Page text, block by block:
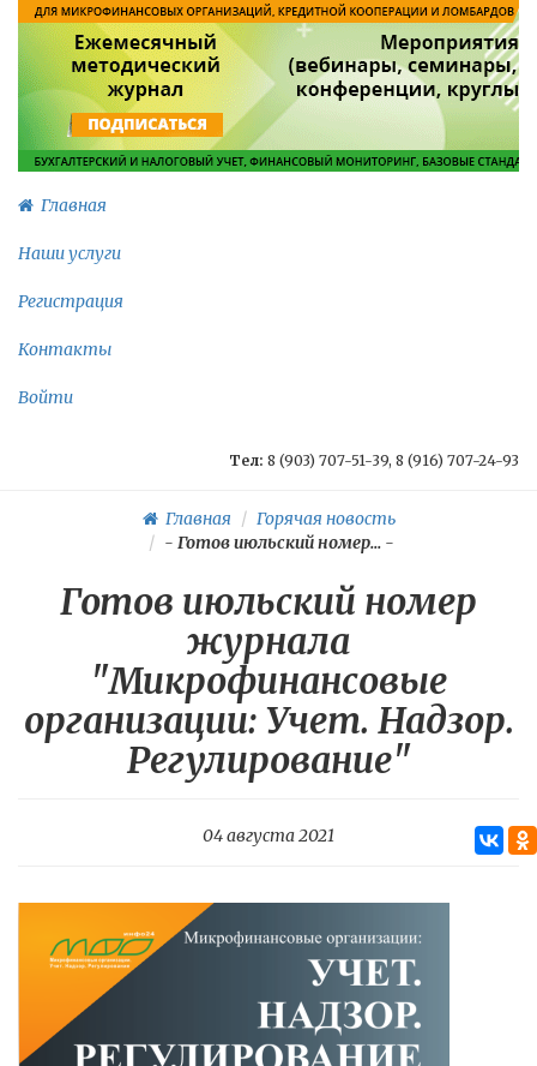
Главная
Наши услуги
Регистрация
Контакты
Войти
Тел: 8 (903) 707-51-39, 8 (916) 707-24-93
Главная
Горячая новость
- Готов июльский номер... -
Готов июльский номер
журнала
"Микрофинансовые
организации: Учет. Надзор.
Регулирование"
04 августа 2021